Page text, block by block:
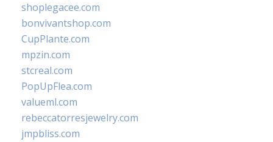
shoplegacee.com
bonvivantshop.com
CupPlante.com
mpzin.com
stcreal.com
PopUpFlea.com
valueml.com
rebeccatorresjewelry.com
jmpbliss.com